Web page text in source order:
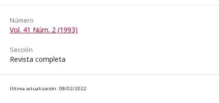
Número
Vol. 41 Núm. 2 (1993)
Sección
Revista completa
Última actualización: 08/02/2022